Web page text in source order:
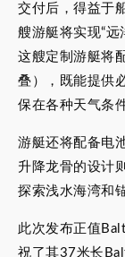
交付后，得益于
艘游艇将实现“远
这艘定制游艇将
叠），既能提供
保在各种天气条
游艇还将配备电
升降龙骨的设计
探索浅水海湾和
此次发布正值
祝了其37米长